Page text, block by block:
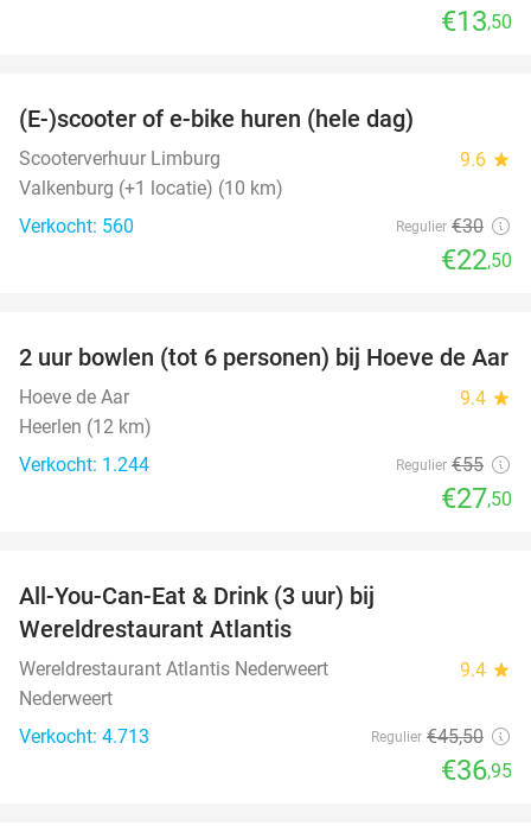
€13,50
(E-)scooter of e-bike huren (hele dag)
Scooterverhuur Limburg 9.6 star
Valkenburg (+1 locatie) (10 km)
Verkocht: 560
Regulier €30
€22,50
50%
2 uur bowlen (tot 6 personen) bij Hoeve de Aar
Hoeve de Aar 9.4 star
Heerlen (12 km)
Verkocht: 1.244
Regulier €55
€27,50
All-You-Can-Eat & Drink (3 uur) bij
Wereldrestaurant Atlantis
Wereldrestaurant Atlantis Nederweert 9.4 star
Nederweert
Verkocht: 4.713
Regulier €45,50
€36,95